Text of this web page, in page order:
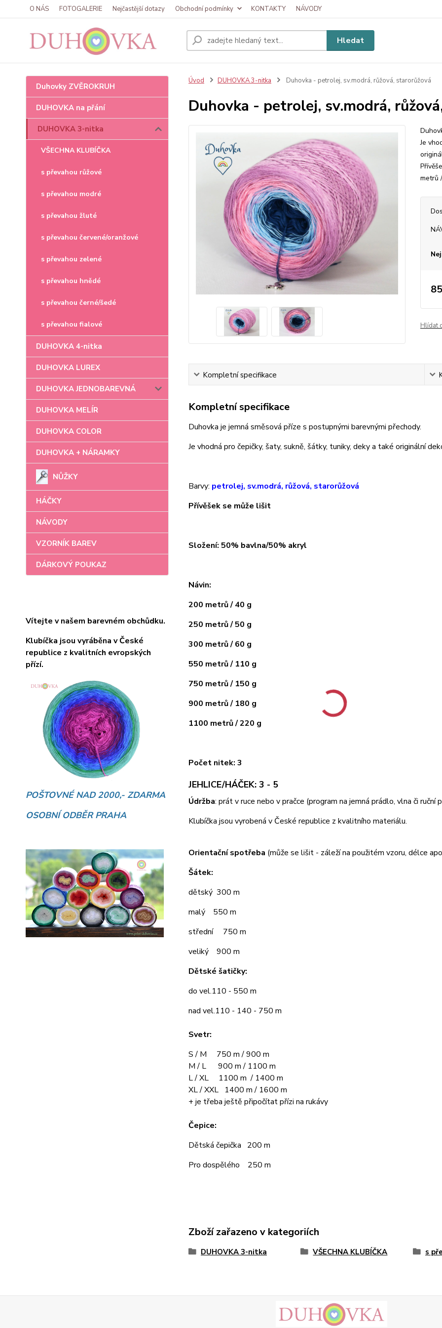
O NÁS FOTOGALERIE Nejčastější dotazy Obchodní podmínky KONTAKTY NÁVODY
Hledat
Duhovky ZVĚROKRUH
DUHOVKA na přání
DUHOVKA 3-nitka
VŠECHNA KLUBÍČKA
s převahou růžové
s převahou modré
s převahou žluté
s převahou červené/oranžové
s převahou zelené
s převahou hnědé
s převahou černé/šedé
s převahou fialové
DUHOVKA 4-nitka
DUHOVKA LUREX
DUHOVKA JEDNOBAREVNÁ
DUHOVKA MELÍR
DUHOVKA COLOR
DUHOVKA + NÁRAMKY
NŮŽKY
HÁČKY
NÁVODY
VZORNÍK BAREV
DÁRKOVÝ POUKAZ
Vítejte v našem barevném obchůdku.
Klubíčka jsou vyráběna v České
republice z kvalitních evropských
přízí.
POŠTOVNÉ NAD 2000,- ZDARMA
OSOBNÍ ODBĚR PRAHA
Úvod DUHOVKA 3-nitka Duhovka - petrolej, sv.modrá, růžová, starorůžová
Duhovka - petrolej, sv.modrá,
Je
metrů
Hlídat
Kompletní specifikace
Kompletní specifikace
Duhovka je jemná směsová příze s postupnými barevnými přechody.
Je vhodná pro čepičky, šaty, sukně, šátky, tuniky, deky a také originální
Barvy: petrolej, sv.modrá, růžová, starorůžová
Přívěšek se může lišit
Složení: 50% bavlna/50% akryl
Návin:
200 metrů / 40 g
250 metrů / 50 g
300 metrů / 60 g
550 metrů / 110 g
750 metrů / 150 g
900 metrů / 180 g
1100 metrů / 220 g
Počet nitek: 3
JEHLICE/HÁČEK: 3 - 5
Údržba: prát v ruce nebo v pračce (program na jemná prádlo, vlna či
Klubíčka jsou vyrobená v České republice z kvalitního materiálu.
Orientační spotřeba (může se lišit - záleží na použitém vzoru, délce
Šátek:
dětský 300 m
malý 550 m
střední 750 m
veliký 900 m
Dětské šatičky:
do vel.110 - 550 m
nad vel.110 - 140 - 750 m
Svetr:
S / M 750 m / 900 m
M / L 900 m / 1100 m
L / XL 1100 m / 1400 m
XL / XXL 1400 m / 1600 m
+ je třeba ještě připočítat přízi na rukávy
Čepice:
Dětská čepička 200 m
Pro dospělého 250 m
Zboží zařazeno v kategoriích
DUHOVKA 3-nitka VŠECHNA KLUBÍČKA s